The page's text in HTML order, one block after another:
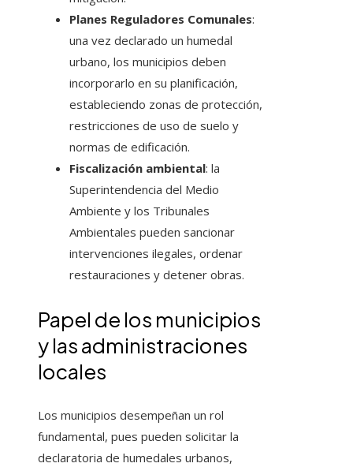
Planes Reguladores Comunales:
una vez declarado un humedal
urbano, los municipios deben
incorporarlo en su planificación,
estableciendo zonas de protección,
restricciones de uso de suelo y
normas de edificación.
Fiscalización ambiental: la
Superintendencia del Medio
Ambiente y los Tribunales
Ambientales pueden sancionar
intervenciones ilegales, ordenar
restauraciones y detener obras.
Papel de los municipios
y las administraciones
locales
Los municipios desempeñan un rol
fundamental, pues pueden solicitar la
declaratoria de humedales urbanos,